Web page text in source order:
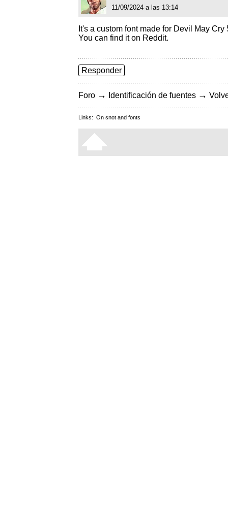
11/09/2024 a las 13:14
It's a custom font made for Devil May Cry
You can find it on Reddit.
Responder
Foro → Identificación de fuentes →
Links: On snot and fonts